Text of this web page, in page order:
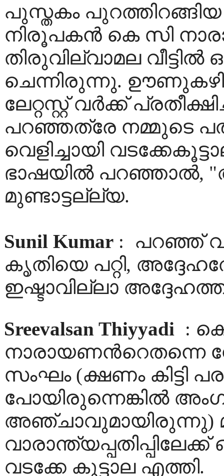
പുസ്തകം
നിരൂപകന്‍ കെ സി
തിരുവില്വാമല വീട്ടില്‍
ചെന്നിരുന്നു.
ലേറ്റസ്റ്റ് വര്‍ക്ക്
പറഞ്ഞത്രേ നമ്മുടെ
വെളിച്ചായി
ഭാഷയില്‍ പറഞ്ഞാല്‍,
മുണ്ടാട്ടല്ല്യ.
Sunil Kumar :
പറഞ്ഞ്
കൃതിയെ പറ്റി,
ഇഷ്ടാവില്ലാ
Sreevalsan Thiyyadi :
നാരായണന്‍റെതന്നെ
സംഘം (ക്ഷണം കിട്ടി
പോയിരുന്നെങ്കില്‍
അഞ്ചാവുമായിരുന്നു)
വടക്കേ കൂട്ടാല എത്തി.